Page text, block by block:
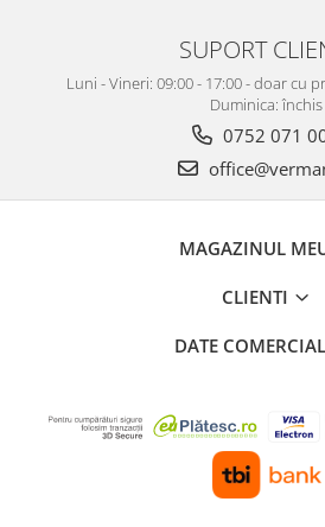
SUPORT
Luni - Vineri: 09:00 - 17:00 - doar cu
Duminica: închis
0752 071
MAGAZINUL
CLIENTI
DATE